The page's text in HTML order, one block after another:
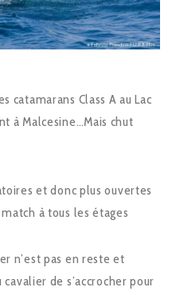
catamarans Class A au Lac
à Malcesine…Mais chut
et donc plus ouvertes
à tous les étages
n’est pas en reste et
de s’accrocher pour